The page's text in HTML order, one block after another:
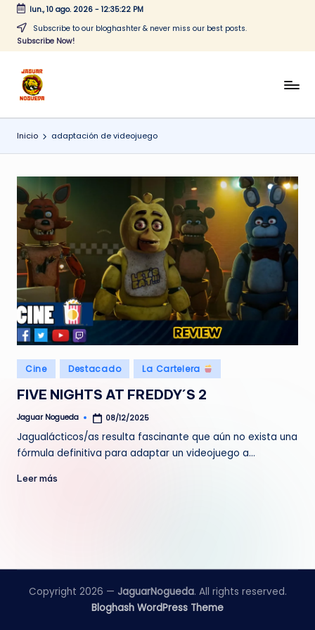
Saltar
lun., 10 ago. 2026- 12:35:22 PM
Subscribe to our bloghashter & never miss our best posts.
Subscribe Now!
J
a
g
a
r
N
o
g
u
e
d
a
CONTENIDO
Inicio adaptación de videojuego
Publicado
en
Cine Destacado La Cartelera
FIVE NIGHTS AT FREDDY´S 2
Publicado
Jaguar Nogueda 08/12/2025
Jagualácticos/as resulta fascinante que aún no exista una
fórmula definitiva para adaptar un videojuego a…
Leer más
Copyright 2026 — JaguarNogueda. All rights reserved.
Bloghash WordPress Theme